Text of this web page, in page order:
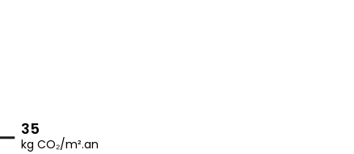
35
kg CO₂/m².an